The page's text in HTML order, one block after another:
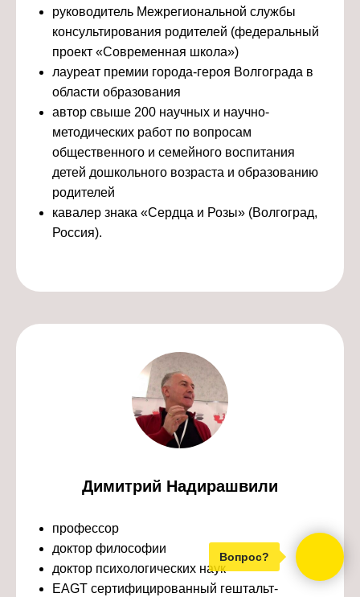
руководитель Межрегиональной службы
консультирования родителей (федеральный
проект «Современная школа»)
лауреат премии города-героя Волгограда в
области образования
автор свыше 200 научных и научно-
методических работ по вопросам
общественного и семейного воспитания
детей дошкольного возраста и образованию
родителей
кавалер знака «Сердца и Розы» (Волгоград,
Россия).
Димитрий Надирашвили
профессор
доктор философии
доктор психологических наук
EAGT сертифицированный гештальт-
Вопрос?